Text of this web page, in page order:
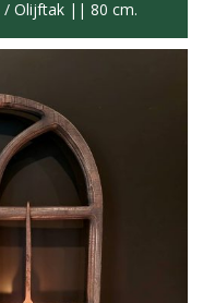
/ Olijftak || 80 cm.